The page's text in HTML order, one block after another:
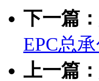
下一篇：
EPC总
上一篇：